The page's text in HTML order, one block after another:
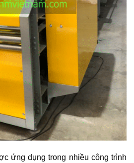
ứng dụng trong nhiều công trình